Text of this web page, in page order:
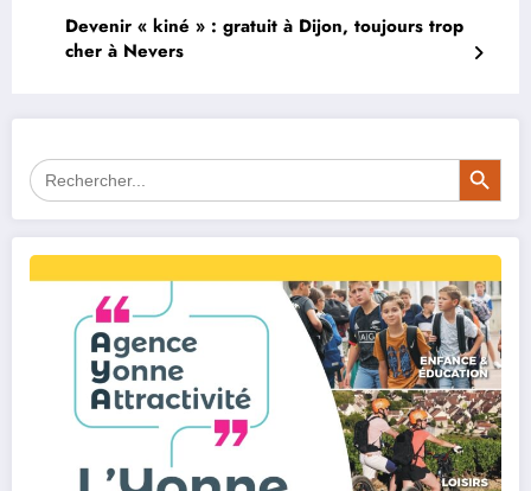
Devenir « kiné » : gratuit à Dijon, toujours trop
cher à Nevers
Search
for:
Search Button